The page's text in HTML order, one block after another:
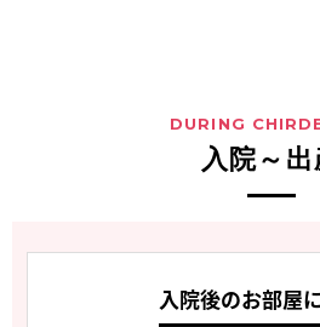
DURING
入院～出
入院後のお部屋